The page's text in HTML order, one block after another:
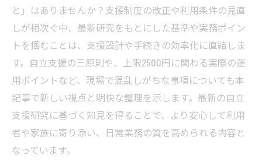
と」はありませんか？支援制度の改正や利用条件の見直
しが相次ぐ中、最新研究をもとにした基準や実務ポイン
トを掴むことは、支援設計や手続きの効率化に直結しま
す。自立支援の三原則や、上限2500円に関わる実際の運
用ポイントなど、現場で混乱しがちな事項についても本
記事で新しい視点と明快な整理を示します。最新の自立
支援研究に基づく知見を得ることで、より安心して利用
者や家族に寄り添い、日常業務の質を高められる内容と
なっています。